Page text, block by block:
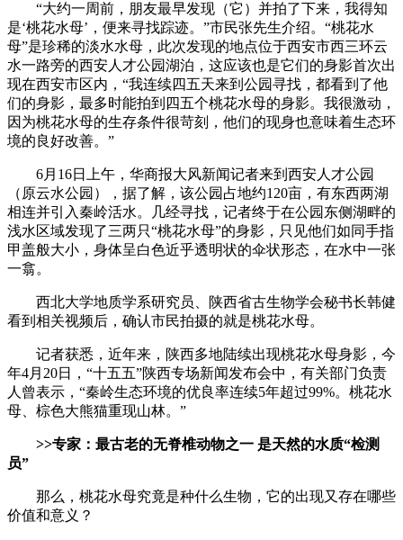
“大约一周前，朋友最早发现（它）并拍了下来，我得知
是‘桃花水母’，便来寻找踪迹。”市民张先生介绍。“桃花水
母”是珍稀的淡水水母，此次发现的地点位于西安市西三环云
水一路旁的西安人才公园湖泊，这应该也是它们的身影首次出
现在西安市区内，“我连续四五天来到公园寻找，都看到了他
们的身影，最多时能拍到四五个桃花水母的身影。我很激动，
因为桃花水母的生存条件很苛刻，他们的现身也意味着生态环
境的良好改善。”
6月16日上午，华商报大风新闻记者来到西安人才公园
（原云水公园），据了解，该公园占地约120亩，有东西两湖
相连并引入秦岭活水。几经寻找，记者终于在公园东侧湖畔的
浅水区域发现了三两只“桃花水母”的身影，只见他们如同手指
甲盖般大小，身体呈白色近乎透明状的伞状形态，在水中一张
一翕。
西北大学地质学系研究员、陕西省古生物学会秘书长韩健
看到相关视频后，确认市民拍摄的就是桃花水母。
记者获悉，近年来，陕西多地陆续出现桃花水母身影，今
年4月20日，“十五五”陕西专场新闻发布会中，有关部门负责
人曾表示，“秦岭生态环境的优良率连续5年超过99%。桃花水
母、棕色大熊猫重现山林。”
>>专家：最古老的无脊椎动物之一 是天然的水质“检测
员”
那么，桃花水母究竟是种什么生物，它的出现又存在哪些
价值和意义？